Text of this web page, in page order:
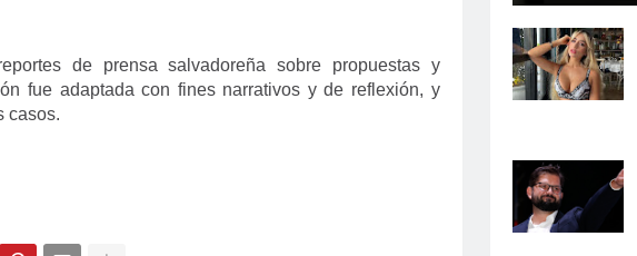
de prensa salvadoreña sobre propuestas y
fue adaptada con fines narrativos y de reflexión, y
casos.